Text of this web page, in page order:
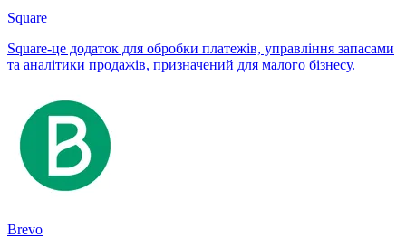
Square
Square-це додаток для обробки платежів, управління запасами
та аналітики продажів, призначений для малого бізнесу.
Brevo